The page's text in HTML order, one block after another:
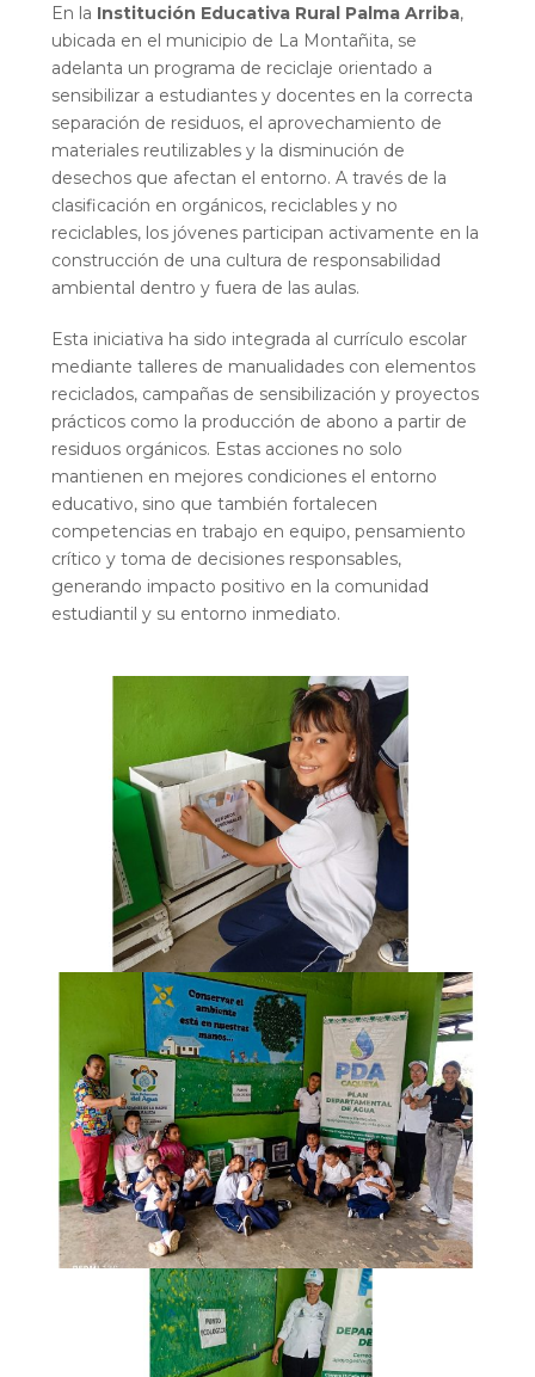
En la Institución Educativa Rural Palma Arriba,
ubicada en el municipio de La Montañita, se
adelanta un programa de reciclaje orientado a
sensibilizar a estudiantes y docentes en la correcta
separación de residuos, el aprovechamiento de
materiales reutilizables y la disminución de
desechos que afectan el entorno. A través de la
clasificación en orgánicos, reciclables y no
reciclables, los jóvenes participan activamente en la
construcción de una cultura de responsabilidad
ambiental dentro y fuera de las aulas.
Esta iniciativa ha sido integrada al currículo escolar
mediante talleres de manualidades con elementos
reciclados, campañas de sensibilización y proyectos
prácticos como la producción de abono a partir de
residuos orgánicos. Estas acciones no solo
mantienen en mejores condiciones el entorno
educativo, sino que también fortalecen
competencias en trabajo en equipo, pensamiento
crítico y toma de decisiones responsables,
generando impacto positivo en la comunidad
estudiantil y su entorno inmediato.